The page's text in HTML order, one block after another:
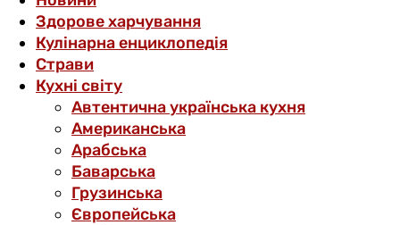
Здорове харчування
Кулінарна енциклопедія
Страви
Кухні світу
Автентична українська кухня
Американська
Арабська
Баварська
Грузинська
Європейська